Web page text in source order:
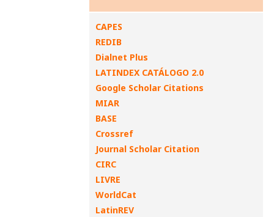
CAPES
REDIB
Dialnet Plus
LATINDEX CATÁLOGO 2.0
Google Scholar Citations
MIAR
BASE
Crossref
Journal Scholar Citation
CIRC
LIVRE
WorldCat
LatinREV